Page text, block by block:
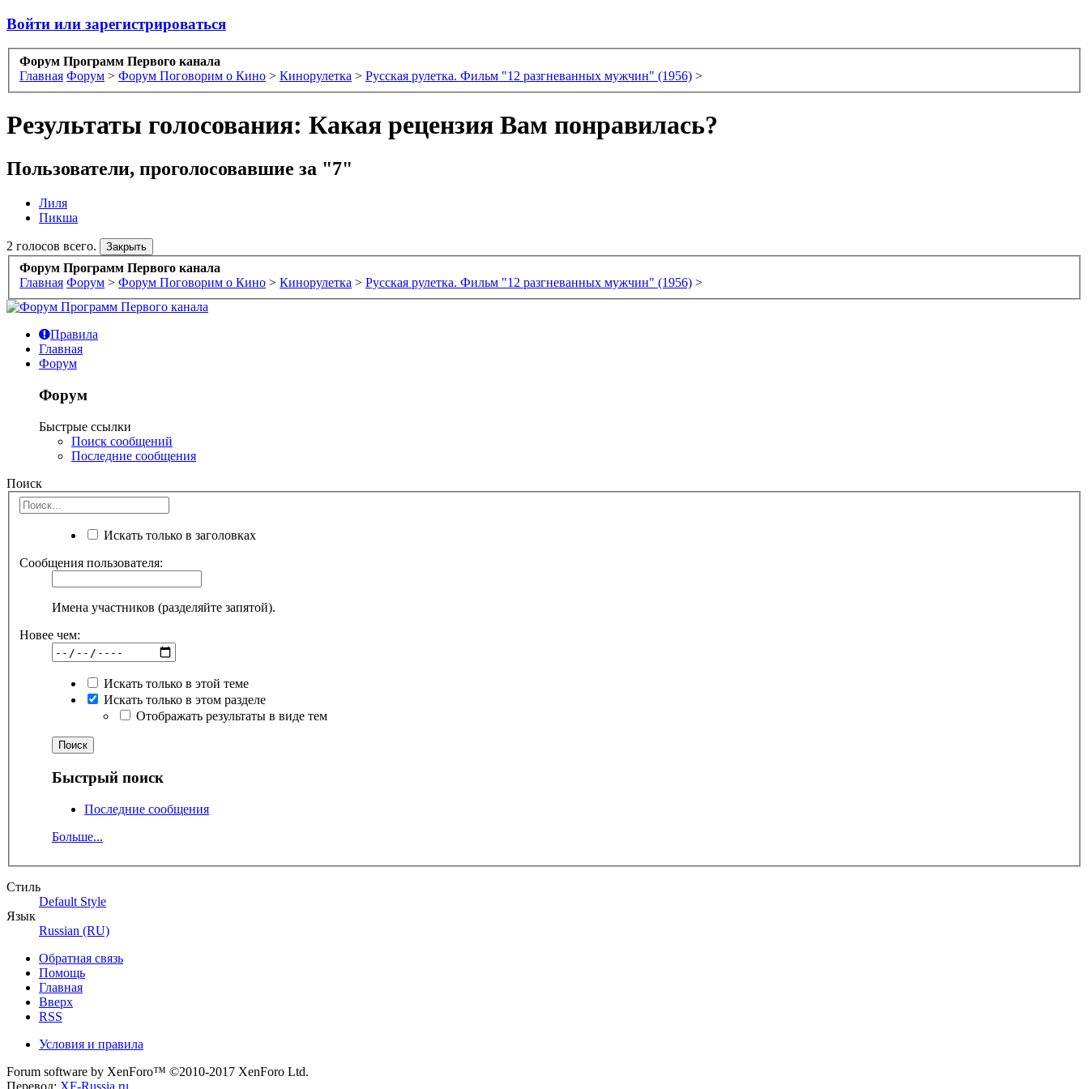
Войти или зарегистрироваться
Форум Программ Первого канала
Главная Форум > Форум Поговорим о Кино > Кинорулетка > Русская рулетка. Фильм "12 разгневанных мужчин" (1956) >
Результаты голосования: Какая рецензия Вам понравилась?
Пользователи, проголосовавшие за "7"
Лиля
Пикша
2 голосов всего.
Форум Программ Первого канала
Главная Форум > Форум Поговорим о Кино > Кинорулетка > Русская рулетка. Фильм "12 разгневанных мужчин" (1956) >
Правила
Главная
Форум
Форум
Быстрые ссылки
Поиск сообщений
Последние сообщения
Поиск
Искать только в заголовках
Сообщения пользователя:
Имена участников (разделяйте запятой).
Новее чем:
Искать только в этой теме
Искать только в этом разделе
Отображать результаты в виде тем
Быстрый поиск
Последние сообщения
Больше...
Стиль
Default Style
Язык
Russian (RU)
Обратная связь
Помощь
Главная
Вверх
RSS
Условия и правила
Forum software by XenForo™ ©2010-2017 XenForo Ltd.
Перевод: XF-Russia.ru